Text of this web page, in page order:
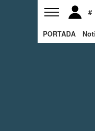
PORTADA